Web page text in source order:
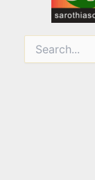
Search
for: